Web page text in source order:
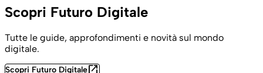
Scopri Futuro Digitale
Tutte le guide, approfondimenti e novità sul mondo
digitale.
Scopri Futuro Digitaleopen_in_new